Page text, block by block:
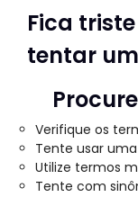
Fica
tentar
Verifique os
Tente usar
Utilize termos
Tente com